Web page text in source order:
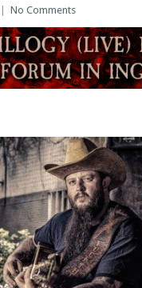
No Comments